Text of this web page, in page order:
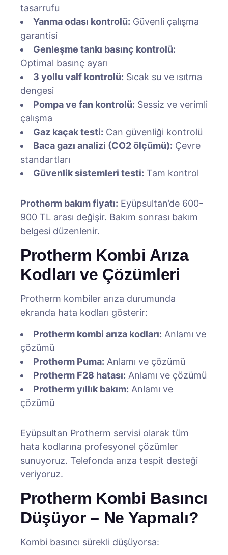
tasarrufu
Yanma odası kontrolü: Güvenli çalışma
garantisi
Genleşme tankı basınç kontrolü:
Optimal basınç ayarı
3 yollu valf kontrolü: Sıcak su ve ısıtma
dengesi
Pompa ve fan kontrolü: Sessiz ve verimli
çalışma
Gaz kaçak testi: Can güvenliği kontrolü
Baca gazı analizi (CO2 ölçümü): Çevre
standartları
Güvenlik sistemleri testi: Tam kontrol
Protherm bakım fiyatı: Eyüpsultan’de 600-
900 TL arası değişir. Bakım sonrası bakım
belgesi düzenlenir.
Protherm Kombi Arıza
Kodları ve Çözümleri
Protherm kombiler arıza durumunda
ekranda hata kodları gösterir:
Protherm kombi arıza kodları: Anlamı ve
çözümü
Protherm Puma: Anlamı ve çözümü
Protherm F28 hatası: Anlamı ve çözümü
Protherm yıllık bakım: Anlamı ve
çözümü
Eyüpsultan Protherm servisi olarak tüm
hata kodlarına profesyonel çözümler
sunuyoruz. Telefonda arıza tespit desteği
veriyoruz.
Protherm Kombi Basıncı
Düşüyor – Ne Yapmalı?
Kombi basıncı sürekli düşüyorsa: